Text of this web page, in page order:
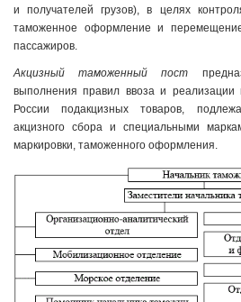
и получателей грузов), в целях
таможенное оформление и
пассажиров.
Акцизный таможенный пост
выполнения правил ввоза и реализации
России подакцизных товаров,
акцизного сбора и специальными
маркировки, таможенного оформления.